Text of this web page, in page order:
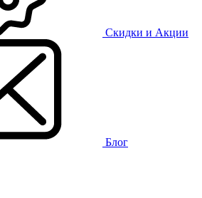
Скидки и Акции
Блог